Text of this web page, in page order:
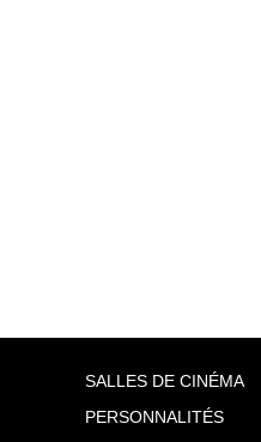
SALLES DE CINÉMA
PERSONNALITÉS